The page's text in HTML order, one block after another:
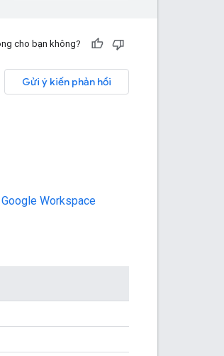
cho bạn không?
Gửi ý kiến phản hồi
Google Workspace